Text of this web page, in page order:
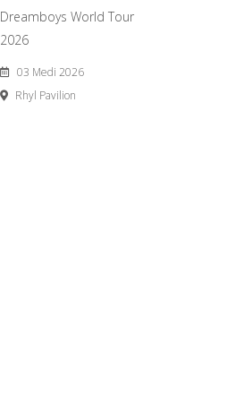
Dreamboys World Tour
2026
03 Medi 2026
Rhyl Pavilion